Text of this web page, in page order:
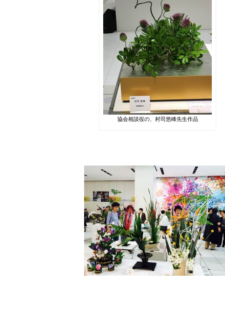
協会相談役の、村司悠峰先生作品